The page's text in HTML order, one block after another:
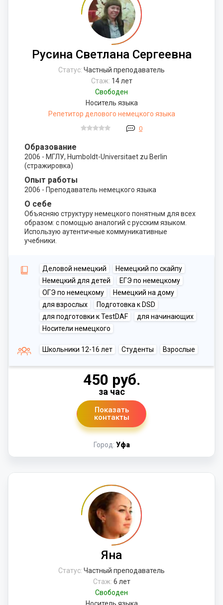
Русина Светлана Сергеевна
Статус: Частный преподаватель
Стаж: 14 лет
Свободен
Носитель языка
Репетитор делового немецкого языка
0
Образование
2006 - МГЛУ, Humboldt-Universitaet zu Berlin
(стражировка)
Опыт работы
2006 - Преподаватель немецкого языка
О себе
Объясняю структуру немецкого понятным для всех
образом: с помощью аналогий с русским языком.
Использую аутентичные коммуникативные
учебники.
Деловой немецкий
Немецкий по скайпу
Немецкий для детей
ЕГЭ по немецкому
ОГЭ по немецкому
Немецкий на дому
для взрослых
Подготовка к DSD
для подготовки к TestDAF
для начинающих
Носители немецкого
Школьники 12-16 лет Студенты Взрослые
Город: Уфа
450 руб.
за час
Показать
контакты
Яна
Статус: Частный преподаватель
Стаж: 6 лет
Свободен